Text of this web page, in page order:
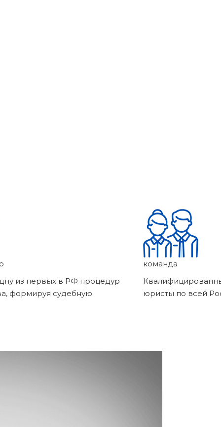
из первых в РФ процедур
формируя судебную
команда
юристы по всей